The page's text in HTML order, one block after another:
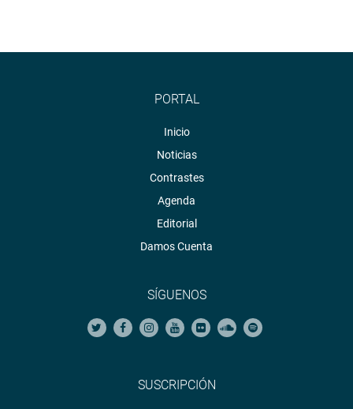
PORTAL
Inicio
Noticias
Contrastes
Agenda
Editorial
Damos Cuenta
SÍGUENOS
SUSCRIPCIÓN